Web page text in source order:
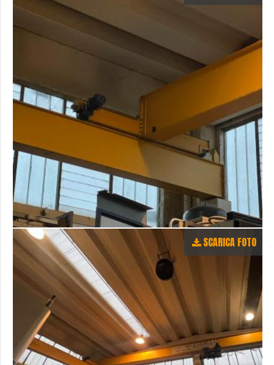
SCARICA FOTO